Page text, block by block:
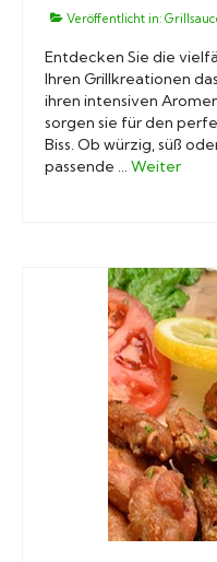
Veröffentlicht in:
Entdecken Sie die
Ihren Grillkreationen
ihren intensiven
sorgen sie für den
Biss. Ob würzig, süß
passende … Weiter